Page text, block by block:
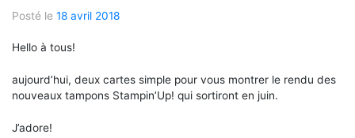
Posté le 18 avril 2018
Hello à tous!
aujourd’hui, deux cartes simple pour vous montrer le rendu des
nouveaux tampons Stampin’Up! qui sortiront en juin.
J’adore!